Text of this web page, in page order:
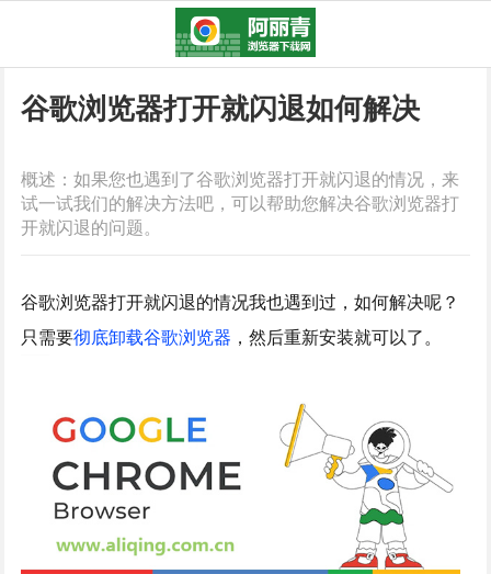
谷歌浏览器打开就闪退如何解决
概述：如果您也遇到了谷歌浏览器打开就闪退的情况，来
试一试我们的解决方法吧，可以帮助您解决谷歌浏览器打
开就闪退的问题。
谷歌浏览器打开就闪退的情况我也遇到过，如何解决呢？
只需要彻底卸载谷歌浏览器 ，然后重新安装就可以了。